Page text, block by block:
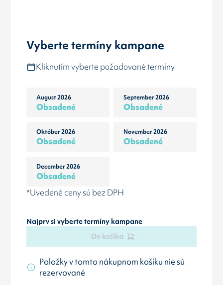
Vyberte termíny kampane
Kliknutím vyberte požadované termíny
August 2026
Obsadené
September 2026
Obsadené
Október 2026
Obsadené
November 2026
Obsadené
December 2026
Obsadené
*Uvedené ceny sú bez DPH
Najprv si vyberte termíny kampane
Do košíka
Položky v tomto nákupnom košíku nie sú
rezervované